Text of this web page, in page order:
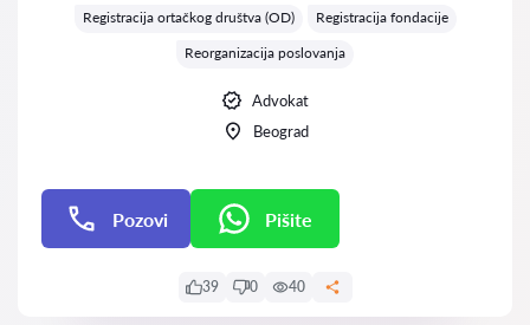
Registracija ortačkog društva (OD)
Registracija fondacije
Reorganizacija poslovanja
Advokat
Beograd
Pozovi Pišite
39 0 40